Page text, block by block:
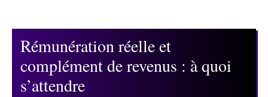
Rémunération réelle et
complément de revenus : à quoi
s’attendre